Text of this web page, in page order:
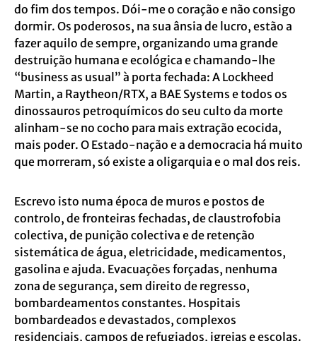
do fim dos tempos. Dói-me o coração e não consigo
dormir. Os poderosos, na sua ânsia de lucro, estão a
fazer aquilo de sempre, organizando uma grande
destruição humana e ecológica e chamando-lhe
“business as usual” à porta fechada: A Lockheed
Martin, a Raytheon/RTX, a BAE Systems e todos os
dinossauros petroquímicos do seu culto da morte
alinham-se no cocho para mais extração ecocida,
mais poder. O Estado-nação e a democracia há muito
que morreram, só existe a oligarquia e o mal dos reis.
Escrevo isto numa época de muros e postos de
controlo, de fronteiras fechadas, de claustrofobia
colectiva, de punição colectiva e de retenção
sistemática de água, eletricidade, medicamentos,
gasolina e ajuda. Evacuações forçadas, nenhuma
zona de segurança, sem direito de regresso,
bombardeamentos constantes. Hospitais
bombardeados e devastados, complexos
residenciais, campos de refugiados, igrejas e escolas.